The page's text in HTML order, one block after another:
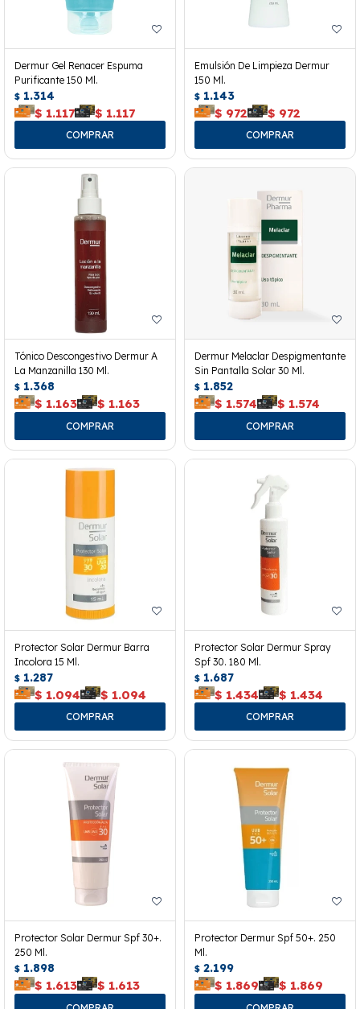
Dermur Gel Renacer Espuma
Purificante 150 Ml.
$ 1.314
$ 1.117 $ 1.117
Emulsión De Limpieza Dermur
150 Ml.
$ 1.143
$ 972 $ 972
Tónico Descongestivo Dermur A
La Manzanilla 130 Ml.
$ 1.368
$ 1.163 $ 1.163
Dermur Melaclar Despigmentante
Sin Pantalla Solar 30 Ml.
$ 1.852
$ 1.574 $ 1.574
Protector Solar Dermur Barra
Incolora 15 Ml.
$ 1.287
$ 1.094 $ 1.094
Protector Solar Dermur Spray
Spf 30. 180 Ml.
$ 1.687
$ 1.434 $ 1.434
Protector Solar Dermur Spf 30+.
250 Ml.
$ 1.898
$ 1.613 $ 1.613
Protector Dermur Spf 50+. 250
Ml.
$ 2.199
$ 1.869 $ 1.869